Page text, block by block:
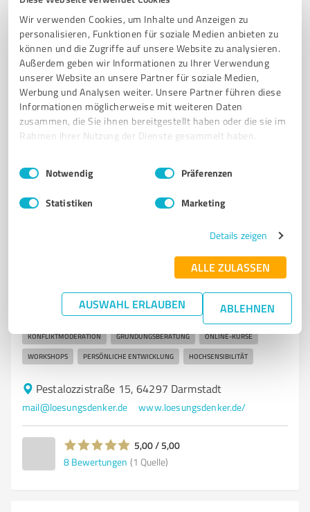
Wir verwenden Cookies, um Inhalte und Anzeigen zu
personalisieren, Funktionen für soziale Medien anbieten zu
können und die Zugriffe auf unsere Website zu analysieren.
Außerdem geben wir Informationen zu Ihrer Verwendung
unserer Website an unsere Partner für soziale Medien,
Werbung und Analysen weiter. Unsere Partner führen diese
Informationen möglicherweise mit weiteren Daten
zusammen, die Sie ihnen bereitgestellt haben oder die sie im
Rahmen Ihrer Nutzung der Dienste gesammelt haben.
Impressum Datenschutzbestimmungen
Einwilligungsauswahl
Notwendig Präferenzen
Statistiken Marketing
Details zeigen
ALLE ZULASSEN
AUSWAHL ERLAUBEN ABLEHNEN
Zur Eichwiese 12, 64367 Mühltal
info@coachingorganisations.de
www.coachingorganisations.de/
5,00 / 5,00
11 Bewertungen (1 Quelle)
7 Coaching
Supervision | Coaching | Projekte
Supervision und Coaching für Einzelpersonen und
SUPERVISION COACHING DARMSTADT TEAMCOACHING
FÜHRUNGSKRÄFTE-COACHING ORGANISATIONSENTWICKLUNG
KONFLIKTMODERATION GRÜNDUNGSBERATUNG ONLINE-KURSE
WORKSHOPS PERSÖNLICHE ENTWICKLUNG HOCHSENSIBILITÄT
Pestalozzistraße 15, 64297 Darmstadt
mail@loesungsdenker.de www.loesungsdenker.de/
5,00 / 5,00
8 Bewertungen (1 Quelle)